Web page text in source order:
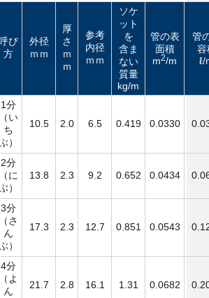
び
方
外径
ｍｍ
厚
さ
ｍ
ｍ
参考
内径
ｍｍ
ソケ
ット
を
含ま
ない
質量
kg/m
管の表
面積
m2/m
管
容
ℓ/
1分
（い
ち
）
10.5 2.0 6.5 0.419 0.0330
2分
（に
）
13.8 2.3 9.2 0.652 0.0434
3分
（さ
ん
）
17.3 2.3 12.7 0.851 0.0543
4分
（よ
ん
21.7 2.8 16.1 1.31 0.0682